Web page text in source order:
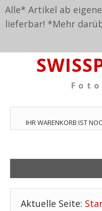
Alle* Artikel ab
lieferbar! *Mehr
S W I S S
F o t
IHR WARENKORB IST
Aktuelle Seite: